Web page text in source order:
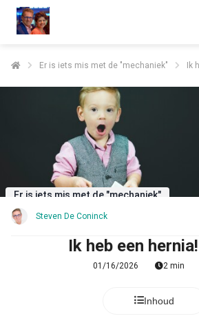
Er is iets mis met de "mechaniek" Ik
Er is iets mis met de "mechaniek"
Steven De Coninck
Ik heb een
01/16/2026 2 min
Inhoud